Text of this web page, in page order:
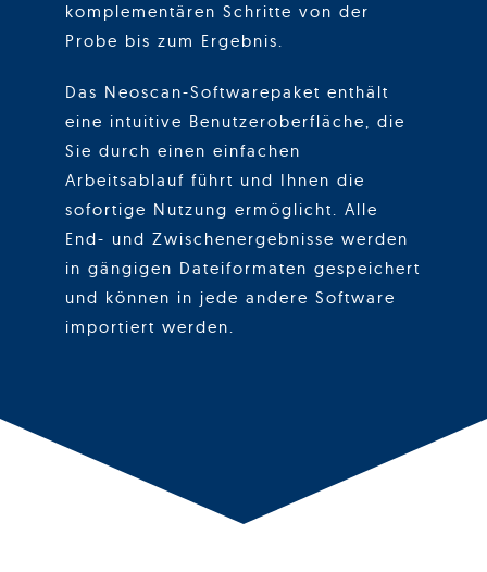
komplementären Schritte von der
Probe bis zum Ergebnis.
Das Neoscan-Softwarepaket enthält
eine intuitive Benutzeroberfläche, die
Sie durch einen einfachen
Arbeitsablauf führt und Ihnen die
sofortige Nutzung ermöglicht. Alle
End- und Zwischenergebnisse werden
in gängigen Dateiformaten gespeichert
und können in jede andere Software
importiert werden.